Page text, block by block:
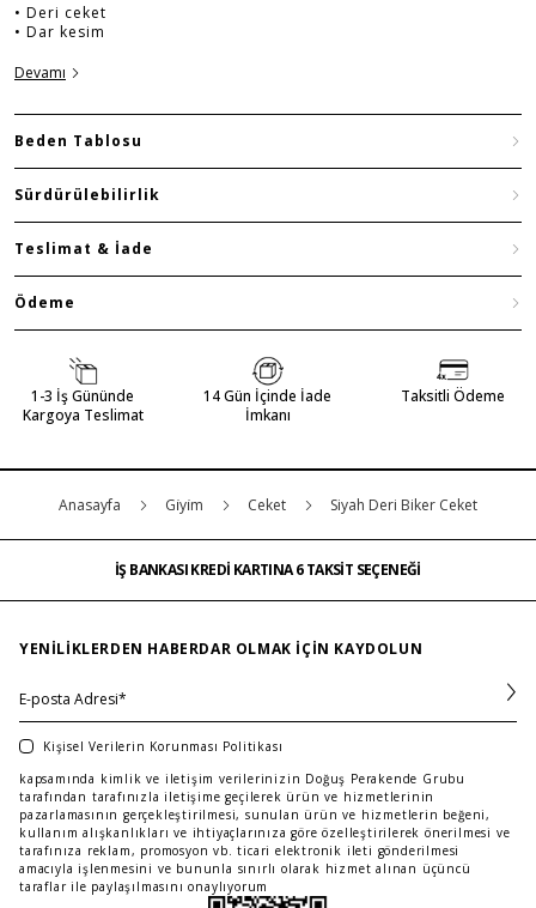
• Deri ceket
• Dar kesim
Devamı
Beden Tablosu
Sürdürülebilirlik
Teslimat & İade
Ödeme
1-3 İş Gününde
Kargoya Teslimat
14 Gün İçinde İade
İmkanı
Taksitli Ödeme
Anasayfa Gi̇yi̇m Ceket Siyah Deri Biker Ceket
İŞ BANKASI KREDİ KARTINA 6 TAKSİT SEÇENEĞİ
İŞ BANKASI KREDİ KARTINA 6 TAKSİT SEÇENEĞİ
…
YENILIKLERDEN HABERDAR OLMAK IÇIN KAYDOLUN
Kişisel Verilerin Korunması Politikası
kapsamında kimlik ve iletişim verilerinizin Doğuş Perakende Grubu
tarafından tarafınızla iletişime geçilerek ürün ve hizmetlerinin
pazarlamasının gerçekleştirilmesi, sunulan ürün ve hizmetlerin beğeni,
kullanım alışkanlıkları ve ihtiyaçlarınıza göre özelleştirilerek önerilmesi ve
tarafınıza reklam, promosyon vb. ticari elektronik ileti gönderilmesi
amacıyla işlenmesini ve bununla sınırlı olarak hizmet alınan üçüncü
taraflar ile paylaşılmasını onaylıyorum